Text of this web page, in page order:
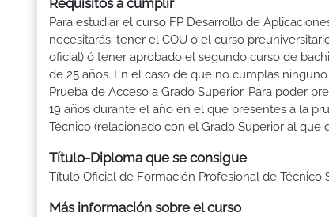
Requisitos a cumplir
Para estudiar el curso FP Desarrollo de
necesitarás: tener el COU ó el curso
oficial) ó tener aprobado el segundo curso de
de 25 años. En el caso de que no cumplas
Prueba de Acceso a Grado Superior. Para poder
19 años durante el año en el que presentes a la
Técnico (relacionado con el Grado Superior al que
Título-Diploma que se consigue
Título Oficial de Formación Profesional de
Más información sobre el curso